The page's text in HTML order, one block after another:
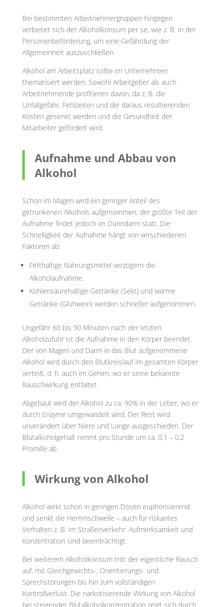
Bei bestimmten Arbeitnehmergruppen hingegen
verbietet sich der Alkoholkonsum per se, wie z. B. in der
Personenbeförderung, um eine Gefährdung der
Allgemeinheit auszuschließen.
Alkohol am Arbeitsplatz sollte im Unternehmen
thematisiert werden. Sowohl Arbeitgeber als auch
Arbeitnehmende profitieren davon, da z. B. die
Unfallgefahr, Fehlzeiten und die daraus resultierenden
Kosten gesenkt werden und die Gesundheit der
Mitarbeiter gefördert wird.
Aufnahme und Abbau von
Alkohol
Schon im Magen wird ein geringer Anteil des
getrunkenen Alkohols aufgenommen, der größte Teil der
Aufnahme findet jedoch im Dünndarm statt. Die
Schnelligkeit der Aufnahme hängt von verschiedenen
Faktoren ab:
Fetthaltige Nahrungsmittel verzögern die
Alkoholaufnahme.
Kohlensäurehaltige Getränke (Sekt) und warme
Getränke (Glühwein) werden schneller aufgenommen.
Ungefähr 60 bis 90 Minuten nach der letzten
Alkoholzufuhr ist die Aufnahme in den Körper beendet.
Der von Magen und Darm in das Blut aufgenommene
Alkohol wird durch den Blutkreislauf im gesamten Körper
verteilt, d. h. auch im Gehirn, wo er seine bekannte
Rauschwirkung entfaltet.
Abgebaut wird der Alkohol zu ca. 90% in der Leber, wo er
durch Enzyme umgewandelt wird. Der Rest wird
unverändert über Niere und Lunge ausgeschieden. Der
Blutalkoholgehalt nimmt pro Stunde um ca. 0,1 – 0,2
Promille ab.
Wirkung von Alkohol
Alkohol wirkt schon in geringen Dosen euphorisierend
und senkt die Hemmschwelle – auch für riskantes
Verhalten z. B. im Straßenverkehr. Aufmerksamkeit und
Konzentration sind beeinträchtigt.
Bei weiterem Alkoholkonsum tritt der eigentliche Rausch
auf, mit Gleichgewichts-, Orientierungs- und
Sprechstörungen bis hin zum vollständigen
Kontrollverlust. Die narkotisierende Wirkung von Alkohol
bei steigender Blutalkoholkonzentration zeigt sich durch